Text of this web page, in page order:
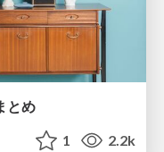
とめ
1 2.2k